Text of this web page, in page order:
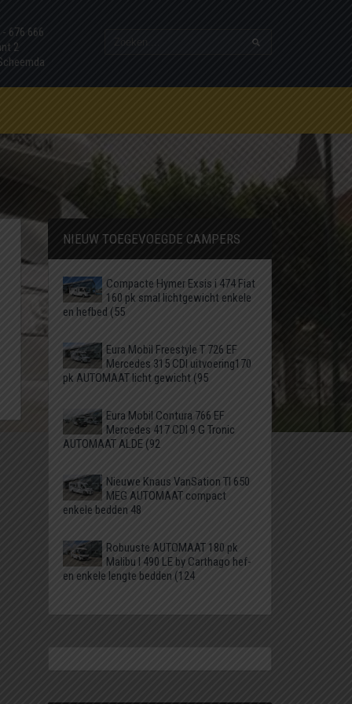
- 676 666
2
NIEUW TOEGEVOEGDE CAMPERS
Compacte Hymer Exsis i 474 Fiat
160 pk smal lichtgewicht enkele
en hefbed (55
Eura Mobil Freestyle T 726 EF
Mercedes 315 CDI uitvoering170
pk AUTOMAAT licht gewicht (95
Eura Mobil Contura 766 EF
Mercedes 417 CDI 9 G Tronic
AUTOMAAT ALDE (92
Nieuwe Knaus VanSation TI 650
MEG AUTOMAAT compact
enkele bedden 48
Robuuste AUTOMAAT 180 pk
Malibu I 490 LE by Carthago hef-
en enkele lengte bedden (124